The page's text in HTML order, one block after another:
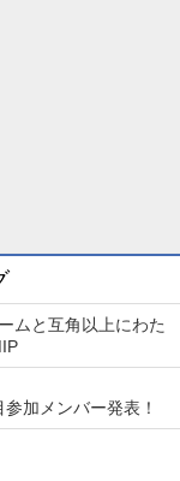
ムと互角以上にわた
加メンバー発表！